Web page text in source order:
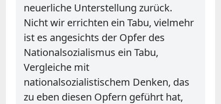
neuerliche Unterstellung zurück.
Nicht wir errichten ein Tabu, vielmehr
ist es angesichts der Opfer des
Nationalsozialismus ein Tabu,
Vergleiche mit
nationalsozialistischem Denken, das
zu eben diesen Opfern geführt hat,